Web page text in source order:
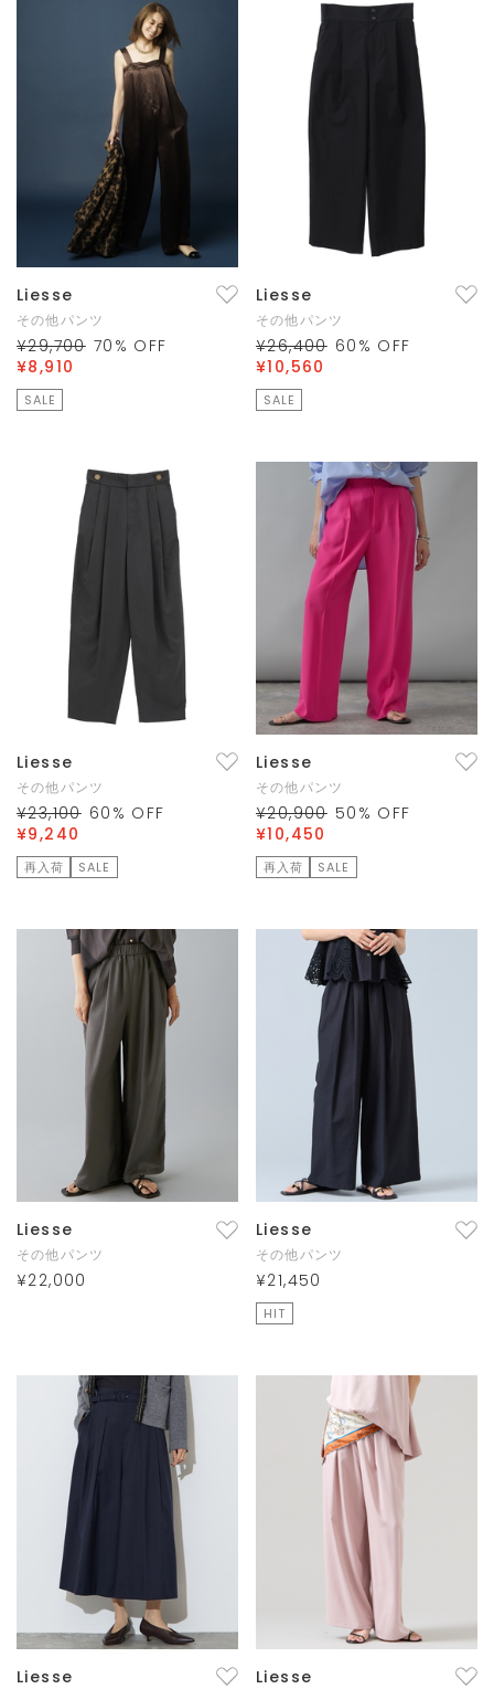
Liesse
その他パンツ
¥29,700 70 % OFF
¥8,910
SALE
Liesse
その他パンツ
¥26,400 60 % OFF
¥10,560
SALE
Liesse
その他パンツ
¥23,100 60 % OFF
¥9,240
再入荷 SALE
Liesse
その他パンツ
¥20,900 50 % OFF
¥10,450
再入荷 SALE
Liesse
その他パンツ
¥22,000
Liesse
その他パンツ
¥21,450
HIT
Liesse Liesse